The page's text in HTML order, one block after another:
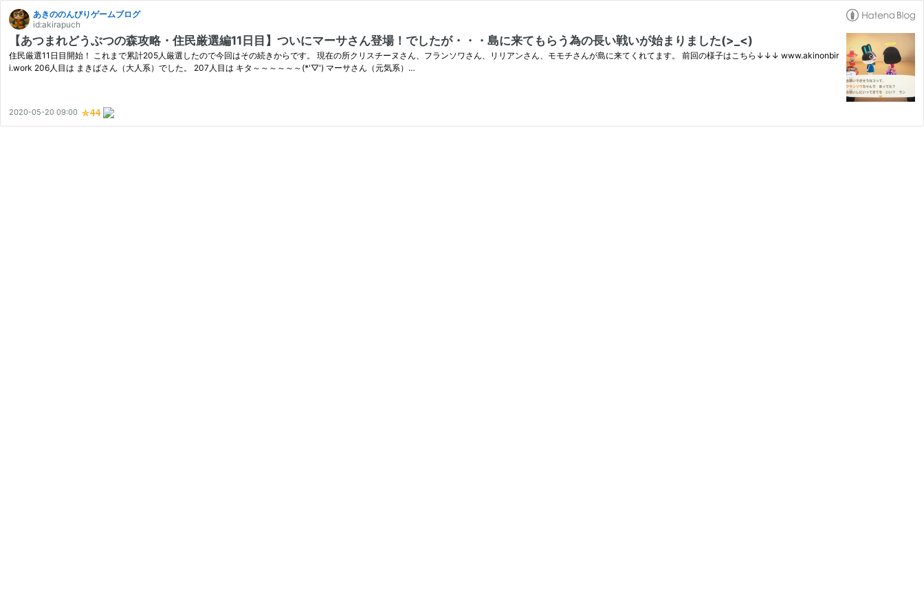
あきののんびりゲームブログ
id:akirapuch
【あつまれどうぶつの森攻略・住民厳選編11日目】ついにマーサさん登場！でしたが・・・島に来てもらう為の長い戦いが始まりました(>_<)
住民厳選11日目開始！ これまで累計205人厳選したので今回はその続きからです。 現在の所クリスチーヌさん、フランソワさん、リリアンさん、モモチさんが島に来てくれてます。 前回の様子はこちら↓↓↓ www.akinonbir
i.work 206人目は まきばさん（大人系）でした。 207人目は キタ～～～～～～(*'▽') マーサさん（元気系）…
2020-05-20 09:00